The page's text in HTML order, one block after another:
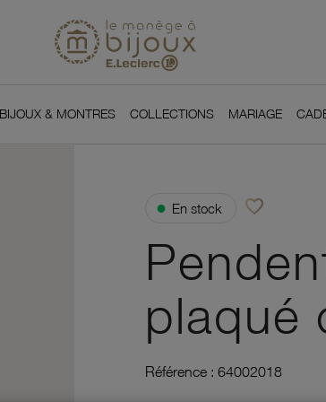
BIJOUX & MONTRES COLLECTIONS MARIAGE
● En stock favorite_borderAjouter à vos
plaqué
Référence : 64002018